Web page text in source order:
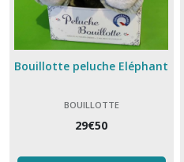
Bouillotte peluche Eléphant
BOUILLOTTE
29€50